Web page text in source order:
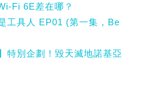
Fi 6E差在哪？
工具人 EP01 (第一集，Be
特別企劃！毀天滅地諾基亞